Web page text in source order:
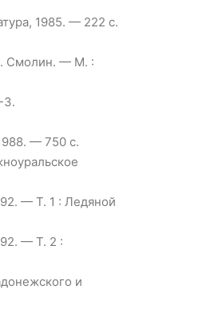
1985. — 222 с.
Смолин. — М. :
3.
— 750 с.
— Т. 1 : Ледяной
— Т. 2 :
и